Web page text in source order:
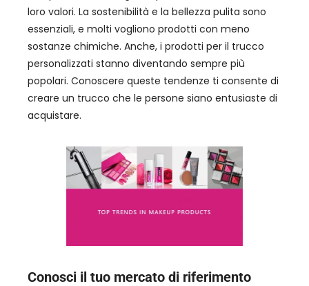
loro valori. La sostenibilità e la bellezza pulita sono
essenziali, e molti vogliono prodotti con meno
sostanze chimiche. Anche, i prodotti per il trucco
personalizzati stanno diventando sempre più
popolari. Conoscere queste tendenze ti consente di
creare un trucco che le persone siano entusiaste di
acquistare.
Conosci il tuo mercato di riferimento